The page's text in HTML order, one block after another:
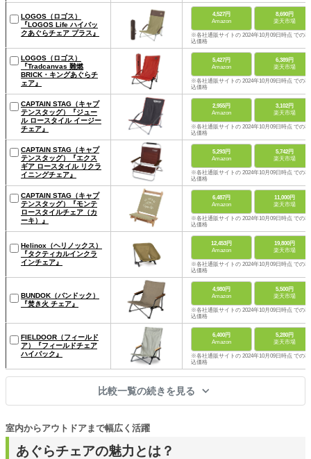
LOGOS（ロゴス）
『LOGOS Life ハイバッ
クあぐらチェア プラス』
4,527円
Amazon
8,690円
楽天市場
※各社通販サイトの 2024年10月09日時点 での税
込価格
LOGOS（ロゴス）
『Tradcanvas 難燃
BRICK・キングあぐらチ
ェア』
5,427円
Amazon
6,389円
楽天市場
※各社通販サイトの 2024年10月09日時点 での税
込価格
CAPTAIN STAG（キャプ
テンスタッグ）『ジュー
ル ロースタイル イージー
チェア』
2,955円
Amazon
3,102円
楽天市場
※各社通販サイトの 2024年10月09日時点 での税
込価格
CAPTAIN STAG（キャプ
テンスタッグ）『エクス
ギア ロースタイル リクラ
イニングチェア』
5,293円
Amazon
5,742円
楽天市場
※各社通販サイトの 2024年10月09日時点 での税
込価格
CAPTAIN STAG（キャプ
テンスタッグ）『モンテ
ロースタイルチェア（カ
ーキ）』
6,487円
Amazon
11,000円
楽天市場
※各社通販サイトの 2024年10月09日時点 での税
込価格
Helinox（ヘリノックス）
『タクティカルインクラ
インチェア』
12,453円
Amazon
19,800円
楽天市場
※各社通販サイトの 2024年10月09日時点 での税
込価格
BUNDOK（バンドック）
『焚き火 チェア』
4,980円
Amazon
5,500円
楽天市場
※各社通販サイトの 2024年10月09日時点 での税
込価格
FIELDOOR（フィールド
ア）『フィールドチェア
ハイバック』
6,400円
Amazon
5,280円
楽天市場
※各社通販サイトの 2024年10月09日時点 での税
込価格
比較一覧の続きを見る
あぐらチェアの魅力とは？
室内からアウトドアまで幅広く活躍